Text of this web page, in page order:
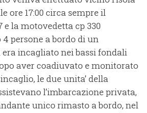
ore 17:00 circa sempre il
e la motovedetta cp 330
persone a bordo di un
incagliato nei bassi fondali
aver coadiuvato e monitorato
le due unita’ della
l’imbarcazione privata,
unico rimasto a bordo, nel